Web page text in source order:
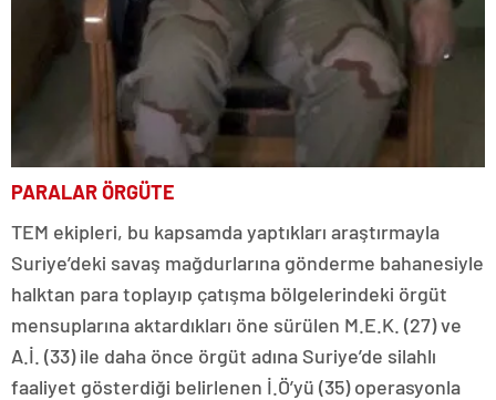
PARALAR ÖRGÜTE
TEM ekipleri, bu kapsamda yaptıkları araştırmayla
Suriye’deki savaş mağdurlarına gönderme bahanesiyle
halktan para toplayıp çatışma bölgelerindeki örgüt
mensuplarına aktardıkları öne sürülen M.E.K. (27) ve
A.İ. (33) ile daha önce örgüt adına Suriye’de silahlı
faaliyet gösterdiği belirlenen İ.Ö’yü (35) operasyonla